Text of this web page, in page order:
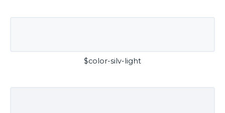
$color-silv-light